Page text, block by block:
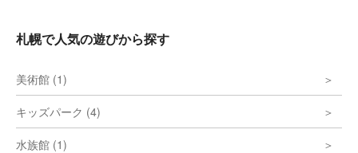
札幌で人気の遊びから探す
美術館 (1)
キッズパーク (4)
水族館 (1)